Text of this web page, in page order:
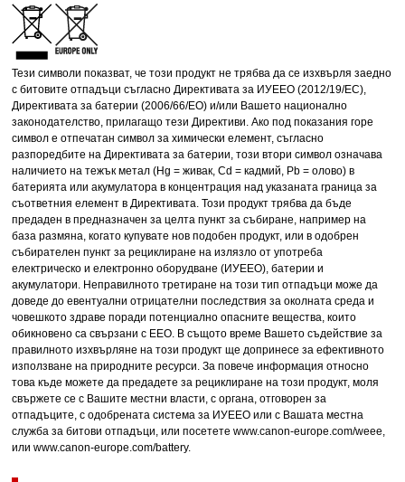
Тези символи показват, че този продукт не трябва да се изхвърля заедно
с битовите отпадъци съгласно Директивата за ИУЕЕО (2012/19/ЕC),
Директивата за батерии (2006/66/ЕО) и/или Вашето национално
законодателство, прилагащо тези Директиви. Ако под показания горе
символ е отпечатан символ за химически елемент, съгласно
разпоредбите на Директивата за батерии, този втори символ означава
наличието на тежък метал (Hg = живак, Cd = кадмий, Pb = олово) в
батерията или акумулатора в концентрация над указаната граница за
съответния елемент в Директивата. Този продукт трябва да бъде
предаден в предназначен за целта пункт за събиране, например на
база размяна, когато купувате нов подобен продукт, или в одобрен
събирателен пункт за рециклиране на излязло от употреба
електрическо и електронно оборудване (ИУЕЕО), батерии и
акумулатори. Неправилното третиране на този тип отпадъци може да
доведе до евентуални отрицателни последствия за околната среда и
човешкото здраве поради потенциално опасните вещества, които
обикновено са свързани с ЕЕО. В същото време Вашето съдействие за
правилното изхвърляне на този продукт ще допринесе за ефективното
използване на природните ресурси. За повече информация относно
това къде можете да предадете за рециклиране на този продукт, моля
свържете се с Вашите местни власти, с органа, отговорен за
отпадъците, с одобрената система за ИУЕЕО или с Вашата местна
служба за битови отпадъци, или посетете www.canon-europe.com/weee,
или www.canon-europe.com/battery.